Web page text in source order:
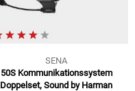
SENA
50S Kommunikationssystem
Doppelset, Sound by Harman